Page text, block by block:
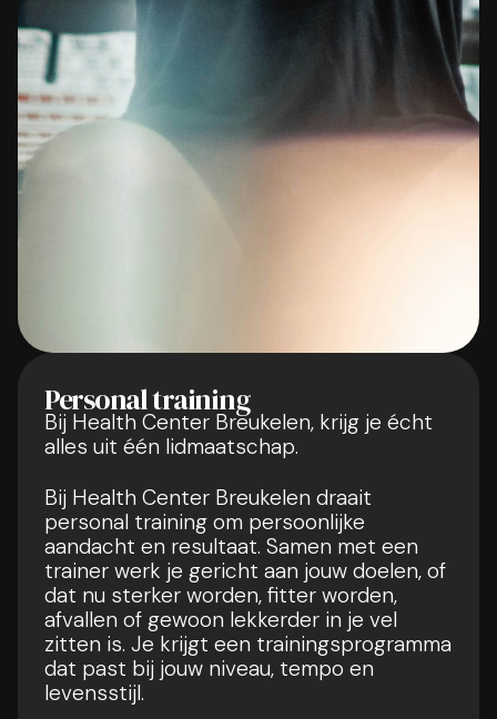
Personal training
Bij Health Center Breukelen, krijg je écht
alles uit één lidmaatschap.
Bij Health Center Breukelen draait
personal training om persoonlijke
aandacht en resultaat. Samen met een
trainer werk je gericht aan jouw doelen, of
dat nu sterker worden, fitter worden,
afvallen of gewoon lekkerder in je vel
zitten is. Je krijgt een trainingsprogramma
dat past bij jouw niveau, tempo en
levensstijl.